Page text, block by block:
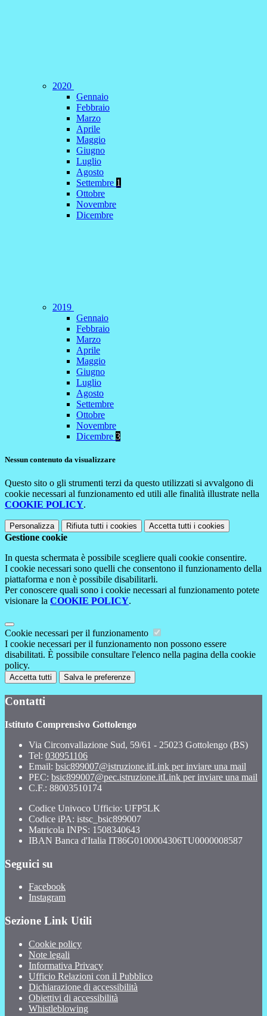
2020
Gennaio
Febbraio
Marzo
Aprile
Maggio
Giugno
Luglio
Agosto
Settembre 1
Ottobre
Novembre
Dicembre
2019
Gennaio
Febbraio
Marzo
Aprile
Maggio
Giugno
Luglio
Agosto
Settembre
Ottobre
Novembre
Dicembre 3
Nessun contenuto da visualizzare
Questo sito o gli strumenti terzi da questo utilizzati si avvalgono di
cookie necessari al funzionamento ed utili alle finalità illustrate nella
COOKIE POLICY.
Personalizza Rifiuta tutti i cookies Accetta tutti i cookies
Gestione cookie
In questa schermata è possibile scegliere quali cookie consentire.
I cookie necessari sono quelli che consentono il funzionamento della
piattaforma e non è possibile disabilitarli.
Per conoscere quali sono i cookie necessari al funzionamento potete
visionare la COOKIE POLICY.
Cookie necessari per il funzionamento
I cookie necessari per il funzionamento non possono essere
disabilitati. È possibile consultare l'elenco nella pagina della cookie
policy.
Accetta tutti Salva le preferenze
Contatti
Istituto Comprensivo Gottolengo
Via Circonvallazione Sud, 59/61 - 25023 Gottolengo (BS)
Tel: 030951106
Email: bsic899007@istruzione.itLink per inviare una mail
PEC: bsic899007@pec.istruzione.itLink per inviare una mail
C.F.: 88003510174
Codice Univoco Ufficio: UFP5LK
Codice iPA: istsc_bsic899007
Matricola INPS: 1508340643
IBAN Banca d'Italia IT86G0100004306TU0000008587
Seguici su
Facebook
Instagram
Sezione Link Utili
Cookie policy
Note legali
Informativa Privacy
Ufficio Relazioni con il Pubblico
Dichiarazione di accessibilità
Obiettivi di accessibilità
Whistleblowing